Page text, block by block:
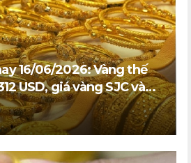
16/06/2026: Vàng thế
USD, giá vàng SJC và
nước đi ngang